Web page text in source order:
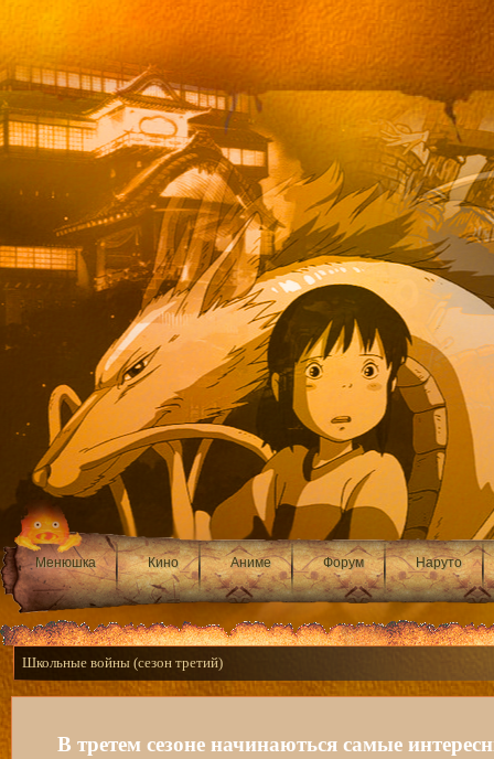
Менюшка Кино Аниме Форум Наруто
Школьные войны (сезон третий)
В третем сезоне начинаються самые